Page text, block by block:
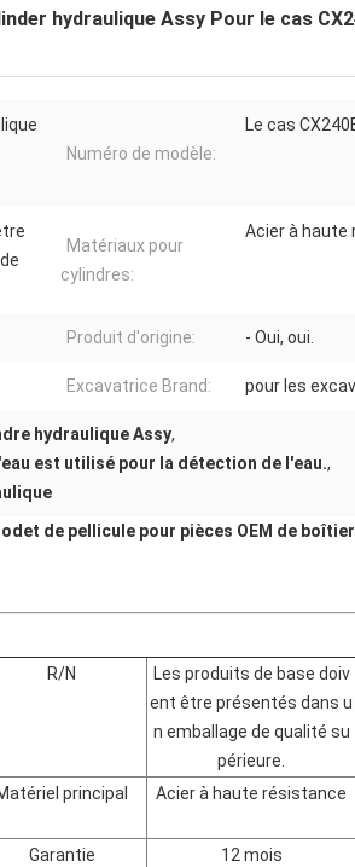
hydraulique Assy Pour le cas
Numéro de modèle:
Le cas
Matériaux pour
cylindres:
Acier à haute
Produit d'origine: - Oui, oui.
Excavatrice Brand: pour les
hydraulique Assy,
est utilisé pour la détection de l'eau.,
de pellicule pour pièces OEM de boîtier
R/N
Les produits de base doiv
ent être présentés dans u
n emballage de qualité su
périeure.
principal Acier à haute résistance
Garantie 12 mois